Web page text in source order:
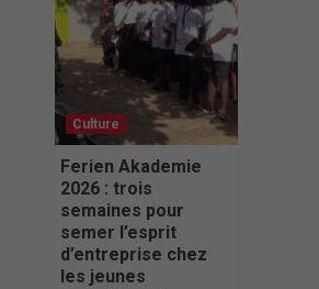
Culture
Ferien Akademie
2026 : trois
semaines pour
semer l’esprit
d’entreprise chez
les jeunes